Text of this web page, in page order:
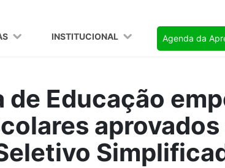
INSTITUCIONAL Agenda da
de Educação